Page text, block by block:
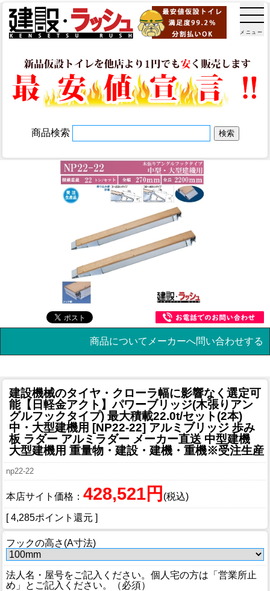
メニュー
商品検索
商品についてメーカーへ問い合わせする
建設機械のタイヤ・クローラ幅に影響なく選定可
能【日軽金アクト】パワーブリッジ(木張りアン
グルフックタイプ) 最大積載22.0t/セット(2本)
中・大型建機用 [NP22-22] アルミブリッジ 歩み
板 ラダー アルミラダー メーカー直送 中型建機
大型建機用 重量物・建設・建機・重機※受注生産
np22-22
本店サイト価格： 428,521円 (税込)
[ 4,285ポイント還元 ]
フックの高さ(A寸法)
法人名・屋号をご記入ください。個人宅の方は「営業所止
め」とご記入ください。（必須）